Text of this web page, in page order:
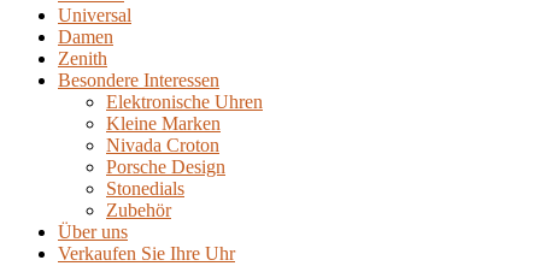
Universal
Damen
Zenith
Besondere Interessen
Elektronische Uhren
Kleine Marken
Nivada Croton
Porsche Design
Stonedials
Zubehör
Über uns
Verkaufen Sie Ihre Uhr